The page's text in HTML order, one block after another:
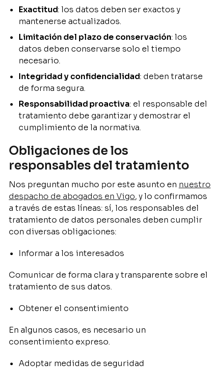
Exactitud: los datos deben ser exactos y
mantenerse actualizados.
Limitación del plazo de conservación: los
datos deben conservarse solo el tiempo
necesario.
Integridad y confidencialidad: deben tratarse
de forma segura.
Responsabilidad proactiva: el responsable del
tratamiento debe garantizar y demostrar el
cumplimiento de la normativa.
Obligaciones de los
responsables del tratamiento
Nos preguntan mucho por este asunto en nuestro
despacho de abogados en Vigo, y lo confirmamos
a través de estas líneas: sí, los responsables del
tratamiento de datos personales deben cumplir
con diversas obligaciones:
Informar a los interesados
Comunicar de forma clara y transparente sobre el
tratamiento de sus datos.
Obtener el consentimiento
En algunos casos, es necesario un
consentimiento expreso.
Adoptar medidas de seguridad